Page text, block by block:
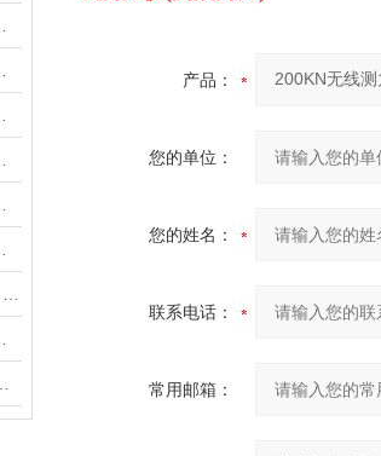
产品：
您的单位：
您的姓名：
联系电话：
常用邮箱：